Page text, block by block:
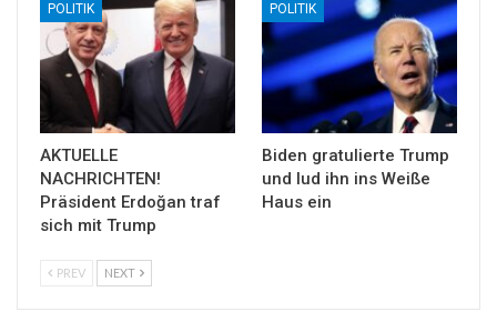
POLITIK
AKTUELLE
NACHRICHTEN!
Präsident Erdoğan traf
sich mit Trump
POLITIK
Biden gratulierte Trump
und lud ihn ins Weiße
Haus ein
PREV NEXT